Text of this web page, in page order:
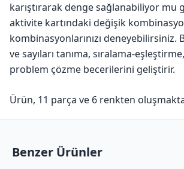
karıştırarak denge sağlanabiliyor mu
aktivite kartındaki değişik
kombinasyonlarınızı deneyebilirsiniz.
ve sayıları tanıma, sıralama-
problem çözme becerilerini geliştirir.
Ürün, 11 parça ve 6 renkten
Benzer Ürünler